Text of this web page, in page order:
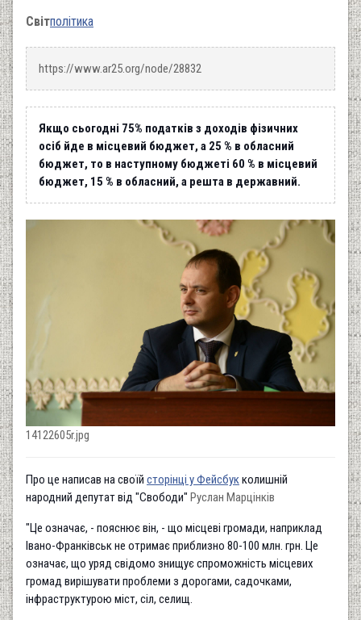
Світполітика
https://www.ar25.org/node/28832
Якщо сьогодні 75% податків з доходів фізичних
осіб йде в місцевий бюджет, а 25 % в обласний
бюджет, то в наступному бюджеті 60 % в місцевий
бюджет, 15 % в обласний, а решта в державний.
14122605r.jpg
Про це написав на своїй сторінці у Фейсбукколишній
народний депутат від "Свободи" Руслан Марцінків
"Це означає, - пояснює він, - що місцеві громади, наприклад
Івано-Франківськ не отримає приблизно 80-100 млн. грн. Це
означає, що уряд свідомо знищує спроможність місцевих
громад вирішувати проблеми з дорогами, садочками,
інфраструктурою міст, сіл, селищ.